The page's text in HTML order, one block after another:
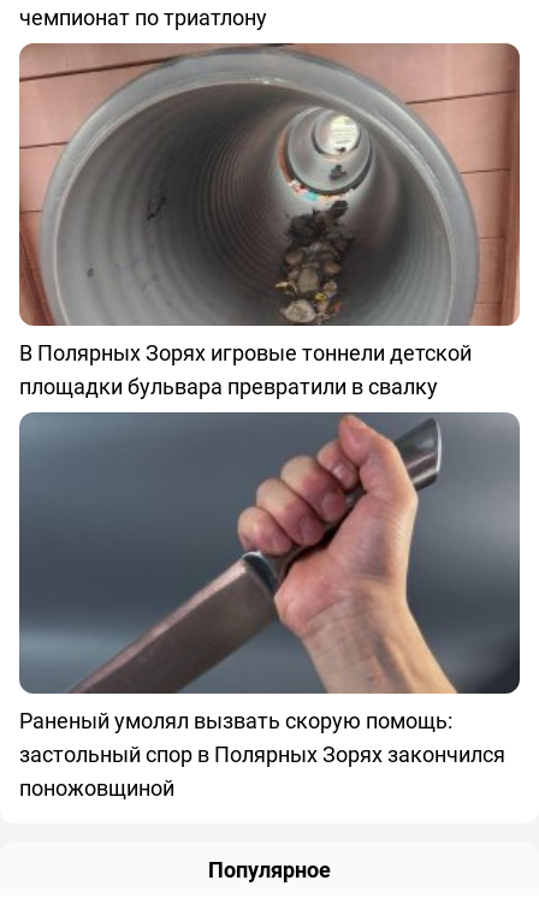
чемпионат по триатлону
В Полярных Зорях игровые тоннели детской
площадки бульвара превратили в свалку
Раненый умолял вызвать скорую помощь:
застольный спор в Полярных Зорях закончился
поножовщиной
Популярное